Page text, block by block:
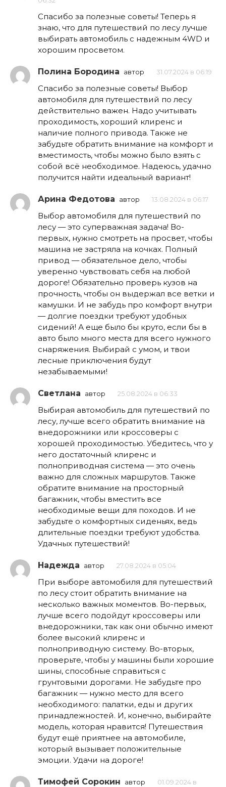
Спасибо за полезные советы! Теперь я
знаю, что для путешествий по лесу лучше
выбирать автомобиль с надежным 4WD и
хорошим просветом.
Полина Бородина автор 31.07.2024 в 06:19
Спасибо за полезные советы! Выбор
автомобиля для путешествий по лесу
действительно важен. Надо учитывать
проходимость, хороший клиренс и
наличие полного привода. Также не
забудьте обратить внимание на комфорт и
вместимость, чтобы можно было взять с
собой всё необходимое. Надеюсь, удачно
получится найти идеальный вариант!
Арина Федотова автор 13.08.2024 в 06:17
Выбор автомобиля для путешествий по
лесу — это суперважная задача! Во-
первых, нужно смотреть на просвет, чтобы
машина не застряла на кочках. Полный
привод — обязательное дело, чтобы
уверенно чувствовать себя на любой
дороге! Обязательно проверь кузов на
прочность, чтобы он выдержал все ветки и
камушки. И не забудь про комфорт внутри
— долгие поездки требуют удобных
сидений! А еще было бы круто, если бы в
авто было много места для всего нужного
снаряжения. Выбирай с умом, и твои
лесные приключения будут
незабываемыми!
Светлана автор 25.08.2024 в 06:33
Выбирая автомобиль для путешествий по
лесу, лучше всего обратить внимание на
внедорожники или кроссоверы с
хорошей проходимостью. Убедитесь, что у
него достаточный клиренс и
полноприводная система — это очень
важно для сложных маршрутов. Также
обратите внимание на просторный
багажник, чтобы вместить все
необходимые вещи для походов. И не
забудьте о комфортных сиденьях, ведь
длительные поездки требуют удобства.
Удачных путешествий!
Надежда автор 27.08.2024 в 05:04
При выборе автомобиля для путешествий
по лесу стоит обратить внимание на
несколько важных моментов. Во-первых,
лучше всего подойдут кроссоверы или
внедорожники, так как они обычно имеют
более высокий клиренс и
полноприводную систему. Во-вторых,
проверьте, чтобы у машины были хорошие
шины, способные справиться с
грунтовыми дорогами. Не забудьте про
багажник — нужно место для всего
необходимого: палатки, еды и других
принадлежностей. И, конечно, выбирайте
модель, которая нравится! Путешествия
будут ещё приятнее на автомобиле,
который вызывает положительные
эмоции. Удачи на дороге!
Тимофей Сорокин автор
01.09.2024 в